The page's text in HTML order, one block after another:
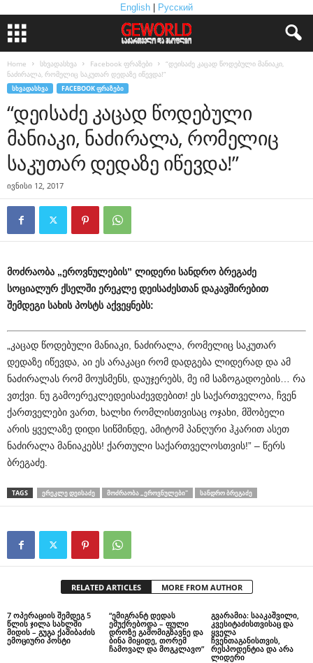
English Русский
Home სხვადასხვა Facebook ფრაზები
“დეისაძე კაცად წოდებული მანიაკი,
ნაძირალა, რომელიც საკუთარ დედაზე იწევდა!”
ᲡᲮᲕᲐᲓᲐᲡᲮᲕᲐ FACEBOOK ᲤᲠᲐᲖᲔᲑᲘ
“დეისაძე კაცად წოდებული
მანიაკი, ნაძირალა, რომელიც
საკუთარ დედაზე იწევდა!”
ივნისი 12, 2017
მოძრაობა „ეროვნულების” ლიდერი სანდრო ბრეგაძე
სოციალურ ქსელში ერეკლე დეისაძესთან დაკავშირებით
შემდეგი სახის პოსტს აქვეყნებს:
„კაცად წოდებული მანიაკი, ნაძირალა, რომელიც საკუთარ
დედაზე იწევდა, აი ეს არაკაცი რომ დადგება ლიდერად და ამ
ნაძირალას რომ მოუსმენს, დაუჯერებს, მე იმ საზოგადოების… რა
ვთქვი. ნუ გამოერეკლედეისაძევდებით! ეს საქართველოა, ჩვენ
ქართველები ვართ, ხალხი რომლისთვისაც ოჯახი, მშობელი
არის ყველაზე დიდი სიწმინდე, ამიტომ პანღური ჰკარით ასეთ
ნაძირალა მანიაკებს! ქართული საქართველოსთვის!” – წერს
ბრეგაძე.
TAGS ᲔᲠᲔᲙᲚᲔ ᲓᲔᲘᲡᲐᲫᲔ ᲛᲝᲫᲠᲐᲝᲑᲐ „ᲔᲠᲝᲕᲜᲣᲚᲔᲑᲘ" ᲡᲐᲜᲓᲠᲝ ᲑᲠᲔᲒᲐᲫᲔ
RELATED ARTICLES MORE FROM AUTHOR
7 ოპერაციის შემდეგ 5
წლის ჯილა სახლში
მიდის – გუგა ქაშიბაძის
ემოციური პოსტი
“ემიგრანტ დედას
ემუქრებოდა – ფული
დროზე გამომიგზავნე და
ბინა მიყიდე, თორემ
ჩამოვალ და მოგკლავო”
გვარამია: სააკაშვილი,
კვესიტაძისთვისაც და
ყველა
ჩვენთაგანისთვის,
რესპოდენტია და არა
ლიდერი